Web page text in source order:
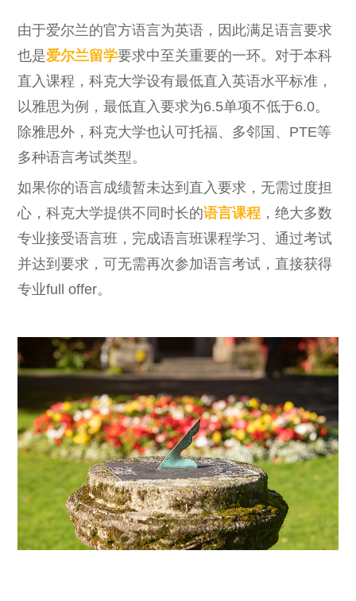
由于爱尔兰的官方语言为英语，因此满足语言要求
也是爱尔兰留学要求中至关重要的一环。对于本科
直入课程，科克大学设有最低直入英语水平标准，
以雅思为例，最低直入要求为6.5单项不低于6.0。
除雅思外，科克大学也认可托福、多邻国、PTE等
多种语言考试类型。
如果你的语言成绩暂未达到直入要求，无需过度担
心，科克大学提供不同时长的语言课程 ，绝大多数
专业接受语言班，完成语言班课程学习、通过考试
并达到要求，可无需再次参加语言考试，直接获得
专业full offer。